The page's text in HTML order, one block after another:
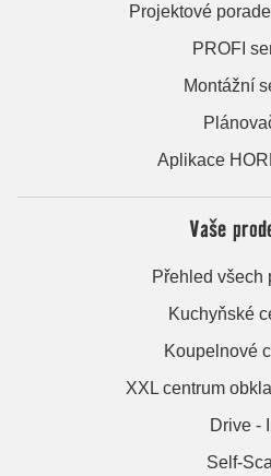
Projektové
PROFI
Montážní
Aplikace
Vaše
Přehled všech
Kuchyňské
Koupelnové
XXL centrum
Drive -
Self-